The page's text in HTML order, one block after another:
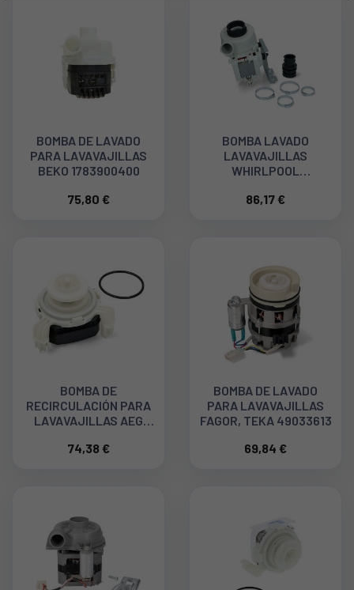
BOMBA DE LAVADO
PARA LAVAVAJILLAS
BEKO 1783900400
75,80 €
BOMBA LAVADO
LAVAVAJILLAS
WHIRLPOOL
86,17 €
BOMBA DE
RECIRCULACIÓN PARA
LAVAVAJILLAS AEG
74,38 €
BOMBA DE LAVADO
PARA LAVAVAJILLAS
FAGOR, TEKA 49033613
69,84 €